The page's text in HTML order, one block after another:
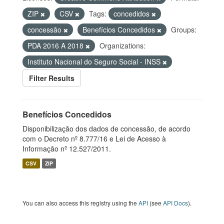
ZIP
CSV Tags:
concedidos
concessão
Benefícios Concedidos
Groups:
PDA 2016 A 2018
Organizations:
Instituto Nacional do Seguro Social - INSS
Filter Results
Benefícios Concedidos
Disponibilização dos dados de concessão, de acordo
com o Decreto nº 8.777/16 e Lei de Acesso à
Informação nº 12.527/2011.
CSV ZIP
You can also access this registry using the API (see API Docs).